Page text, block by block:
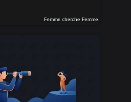
Femme cherche Femme